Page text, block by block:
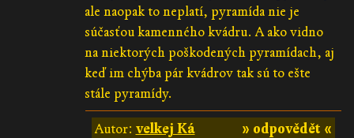
ale naopak to neplatí, pyramída nie je
súčasťou kamenného kvádru. A ako vidno
na niektorých poškodených pyramídach, aj
keď im chýba pár kvádrov tak sú to ešte
stále pyramídy.
» odpovědět «
Autor: velkej Ká